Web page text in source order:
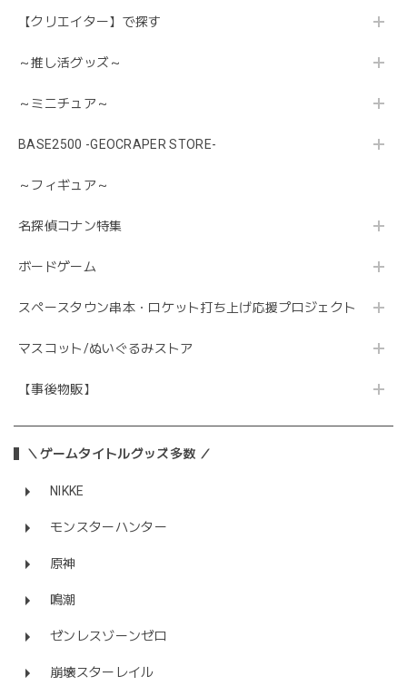
【クリエイター】で探す
～推し活グッズ～
～ミニチュア～
BASE2500 -GEOCRAPER STORE-
～フィギュア～
名探偵コナン特集
ボードゲーム
スペースタウン串本・ロケット打ち上げ応援プロジェクト
マスコット/ぬいぐるみストア
【事後物販】
＼ゲームタイトルグッズ多数 ／
NIKKE
モンスターハンター
原神
鳴潮
ゼンレスゾーンゼロ
崩壊スターレイル